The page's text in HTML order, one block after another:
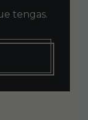
tengas.